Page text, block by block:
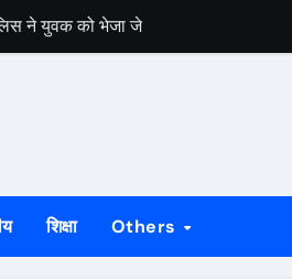
ने युवक को भेजा जेल
सैलाब
के बीच झूमीं महिलाएं
शिक्षा Others